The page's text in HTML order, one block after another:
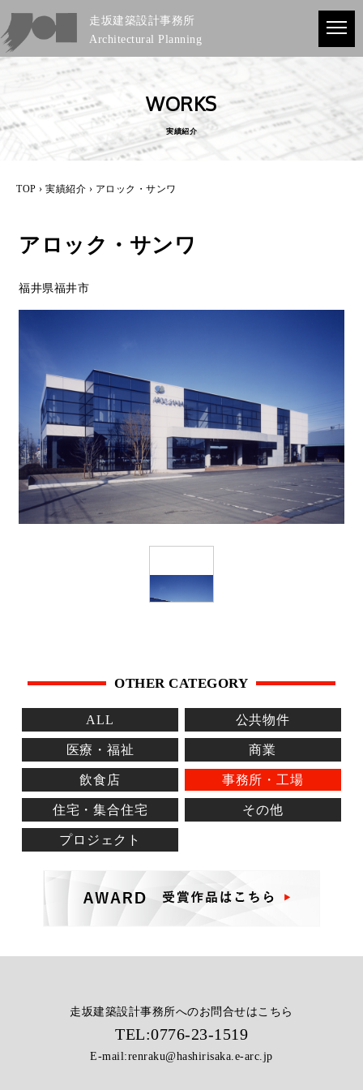
走坂建築設計事務所
Architectural Planning
WORKS
実績紹介
TOP ›実績紹介 › アロック・サンワ
アロック・サンワ
福井県福井市
OTHER CATEGORY
ALL 公共物件
医療・福祉 商業
飲食店 事務所・工場
住宅・集合住宅 その他
プロジェクト
走坂建築設計事務所へのお問合せはこちら
TEL:0776-23-1519
E-mail:renraku@hashirisaka.e-arc.jp